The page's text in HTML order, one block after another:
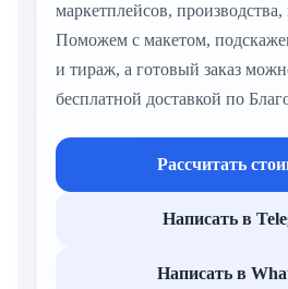
маркетплейсов,
Поможем с макетом,
и тираж, а готовый заказ
бесплатной доставкой по
Рассчитать
Написать в
Написать в